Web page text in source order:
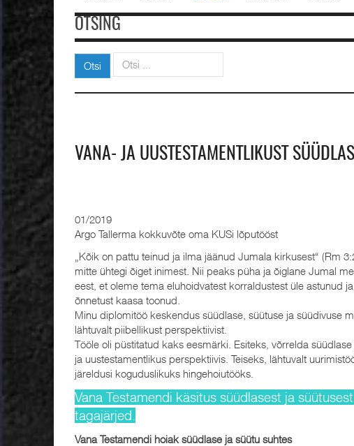
OTSING
Otsi Otsi
VANA- JA UUSTESTAMENTLIKUST
01/2019
Argo Tallerma kokkuvõte oma KUSi lõputööst
„Kõik on pattu teinud ja ilma jäänud Jumala kirkusest“ (Rm
mitte ühtegi õiget inimest. Nii peaks püha ja õiglane Jumal
eest, et oleme tema eluhoidvatest korraldustest üle astunud
õnnetust kaasa toonud.
Minu diplomitöö keskendus süüdlase, süütuse ja süüdivuse
lähtuvalt piibellikust perspektiivist.
Tööle oli püstitatud kaks eesmärki. Esiteks, võrrelda
ja uustestamentlikus perspektiivis. Teiseks, lähtuvalt
järeldusi koguduslikuks hingehoiutööks.
Vana Testamendi käsitus süüdlasest ja
tagajärjed.
Vana Testamendi hoiak süüdlase ja süütu suhtes